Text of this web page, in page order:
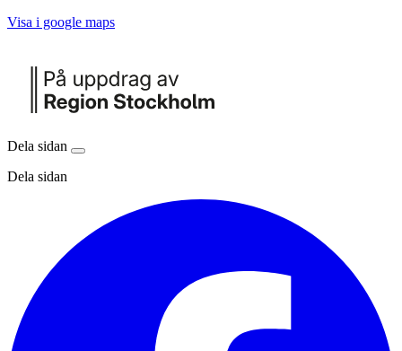
Visa i google maps
Dela sidan
Dela sidan